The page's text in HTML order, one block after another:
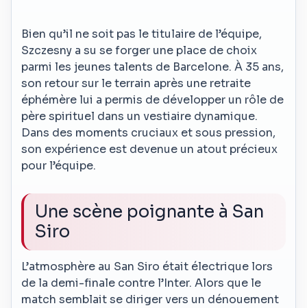
Bien qu’il ne soit pas le titulaire de l’équipe,
Szczesny a su se forger une place de choix
parmi les jeunes talents de Barcelone. À 35 ans,
son retour sur le terrain après une retraite
éphémère lui a permis de développer un rôle de
père spirituel dans un vestiaire dynamique.
Dans des moments cruciaux et sous pression,
son expérience est devenue un atout précieux
pour l’équipe.
Une scène poignante à San
Siro
L’atmosphère au San Siro était électrique lors
de la demi-finale contre l’Inter. Alors que le
match semblait se diriger vers un dénouement